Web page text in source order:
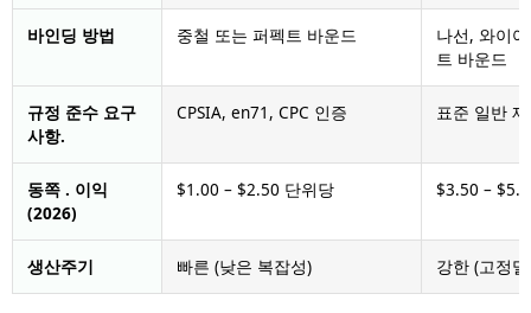
바인딩 방법 중철 또는 퍼펙트 바운드
나선, 와이
트 바운드
규정 준수 요구
사항.
CPSIA, en71, CPC 인증 표준 일반
동쪽 . 이익
(2026)
$1.00 – $2.50 단위당 $3.50 –
생산주기 빠른 (낮은 복잡성) 강한 (고정